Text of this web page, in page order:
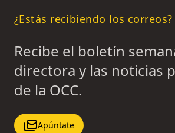
¿Estás recibiendo los correos?
Recibe el boletín
directora y las noticias
de la OCC.
Apúntate